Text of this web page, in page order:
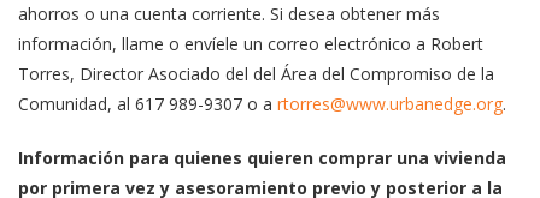
ahorros o una cuenta corriente. Si desea obtener más
información, llame o envíele un correo electrónico a Robert
Torres, Director Asociado del del Área del Compromiso de la
Comunidad, al 617 989-9307 o a rtorres@www.urbanedge.org.
Información para quienes quieren comprar una vivienda
por primera vez y asesoramiento previo y posterior a la